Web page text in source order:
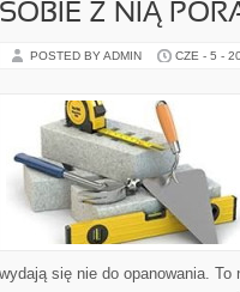
SOBIE Z NIĄ
POSTED BY ADMIN CZE - 5 -
wydają się nie do opanowania.